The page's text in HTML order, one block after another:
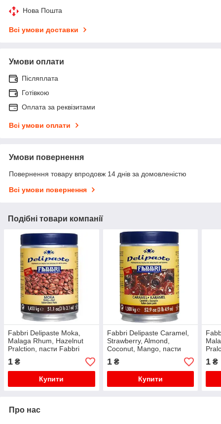
Нова Пошта
Всі умови доставки
Умови оплати
Післяплата
Готівкою
Оплата за реквізитами
Всі умови оплати
Умови повернення
Повернення товару впродовж 14 днів за домовленістю
Всі умови повернення
Подібні товари компанії
Fabbri Delipaste Moka,
Malaga Rhum, Hazelnut
Pralction, пасти Fabbri
Мока, Малага Рум, Фундук
1 ₴
Купити
Fabbri Delipaste Caramel,
Strawberry, Almond,
Coconut, Mango, пасти
Fabbri карамель,
напівниці, кокос, манго
1₴
Купити
1 ₴
Про нас